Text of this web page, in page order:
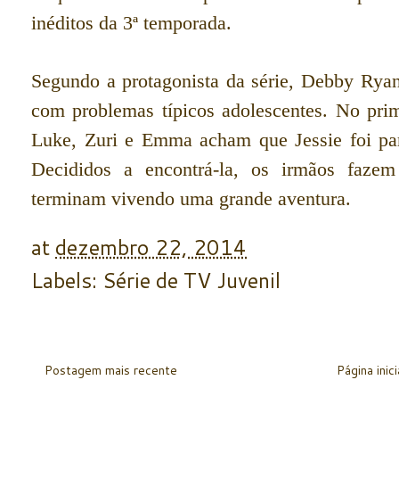
inéditos da 3ª temporada.
Segundo a protagonista da série, Debby
com problemas típicos adolescentes. No
Luke, Zuri e Emma acham que Jessie foi
Decididos a encontrá-la, os irmãos
terminam vivendo uma grande aventura.
at dezembro 22, 2014
Labels: Série de TV Juvenil
Postagem mais recente Página